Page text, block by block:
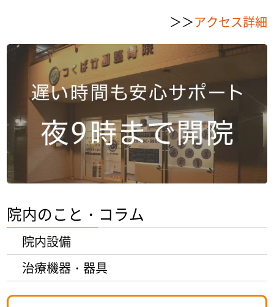
＞＞アクセス詳細
院内のこと・コラム
院内設備
治療機器・器具